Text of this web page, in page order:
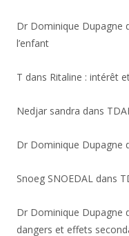
Dr Dominique Dupagne
l’enfant
T dans Ritaline : intérêt
Nedjar sandra dans
Dr Dominique Dupagne
Snoeg SNOEDAL dans
Dr Dominique Dupagne
dangers et effets